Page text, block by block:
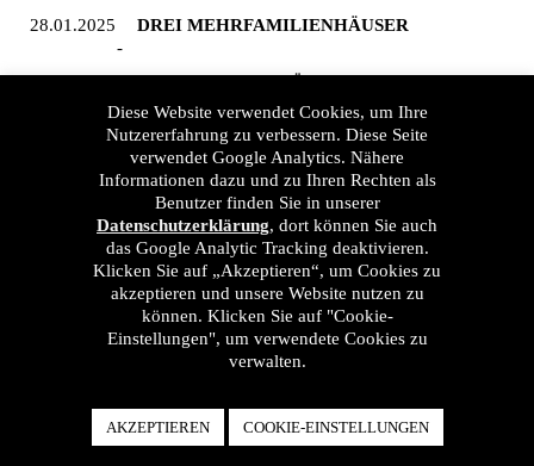
28.01.2025 DREI MEHRFAMILIENHÄUSER
03.12.2024 BIOSQUARE ALTE MESSE
WOHNHAUS AN DER LUKASKIRCHE
12.08.2024 BIOSQUARE ALTE MESSE
HOTEL AM FÜRSTLICHEN MARSTALL
WOHNEN IN CHEMNITZ HILBERSDORF
07.06.2024 BIOSQUARE ALTE MESSE
Diese Website verwendet Cookies, um Ihre
Nutzererfahrung zu verbessern. Diese Seite
verwendet Google Analytics. Nähere
Informationen dazu und zu Ihren Rechten als
Benutzer finden Sie in unserer
Datenschutzerklärung, dort können Sie auch
das Google Analytic Tracking deaktivieren.
Klicken Sie auf „Akzeptieren“, um Cookies zu
akzeptieren und unsere Website nutzen zu
können. Klicken Sie auf "Cookie-
Einstellungen", um verwendete Cookies zu
verwalten.
AKZEPTIEREN COOKIE-EINSTELLUNGEN